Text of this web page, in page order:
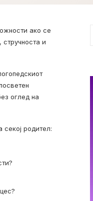
ако се
и
оглед на
родител: